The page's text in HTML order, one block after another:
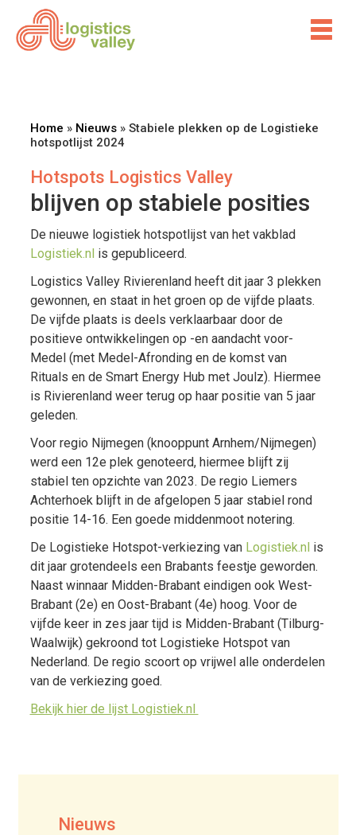
Home » Nieuws» Stabiele plekken op de Logistieke
hotspotlijst 2024
Hotspots Logistics Valley
blijven op stabiele posities
De nieuwe logistiek hotspotlijst van het vakblad
Logistiek.nlis gepubliceerd.
Logistics Valley Rivierenland heeft dit jaar 3 plekken
gewonnen, en staat in het groen op de vijfde plaats.
De vijfde plaats is deels verklaarbaar door de
positieve ontwikkelingen op -en aandacht voor-
Medel (met Medel-Afronding en de komst van
Rituals en de Smart Energy Hub met Joulz). Hiermee
is Rivierenland weer terug op haar positie van 5 jaar
geleden.
Voor regio Nijmegen (knooppunt Arnhem/Nijmegen)
werd een 12e plek genoteerd, hiermee blijft zij
stabiel ten opzichte van 2023. De regio Liemers
Achterhoek blijft in de afgelopen 5 jaar stabiel rond
positie 14-16. Een goede middenmoot notering.
De Logistieke Hotspot-verkiezing van Logistiek.nlis
dit jaar grotendeels een Brabants feestje geworden.
Naast winnaar Midden-Brabant eindigen ook West-
Brabant (2e) en Oost-Brabant (4e) hoog. Voor de
vijfde keer in zes jaar tijd is Midden-Brabant (Tilburg-
Waalwijk) gekroond tot Logistieke Hotspot van
Nederland. De regio scoort op vrijwel alle onderdelen
van de verkiezing goed.
Bekijk hier de lijst Logistiek.nl
Nieuws